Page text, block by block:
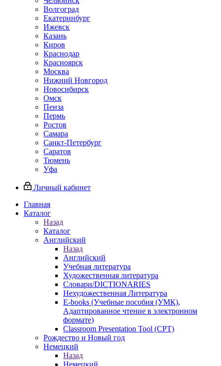
Волгоград
Екатеринбург
Ижевск
Казань
Киров
Краснодар
Красноярск
Москва
Нижний Новгород
Новосибирск
Омск
Пенза
Пермь
Ростов
Самара
Санкт-Петербург
Саратов
Тюмень
Уфа
Личный кабинет
Главная
Каталог
Назад
Каталог
Английский
Назад
Английский
Учебная литература
Художественная литература
Словари/DICTIONARIES
Нехудожественная Литература
E-books (Учебные пособия (УМК),
Адаптированное чтение в электронном
формате)
Classroom Presentation Tool (CPT)
Рождество и Новый год
Немецкий
Назад
Немецкий